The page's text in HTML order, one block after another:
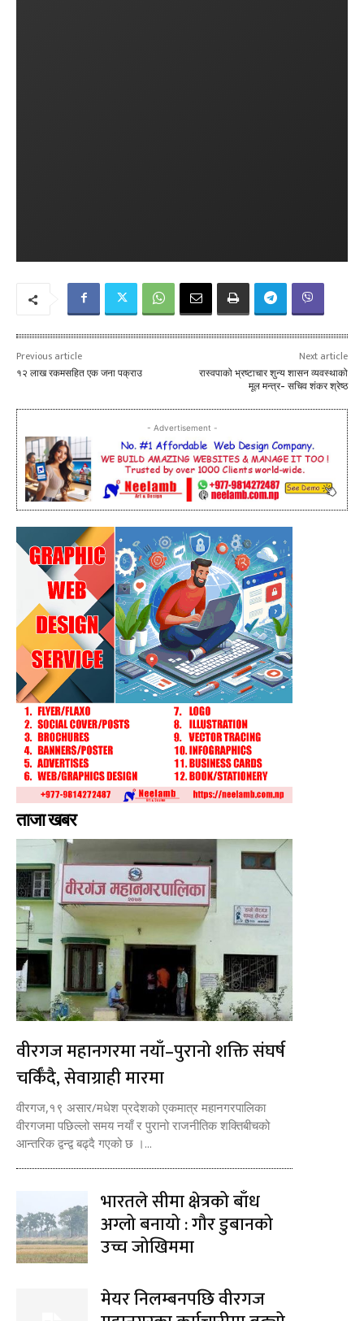
Previous article
१२ लाख रकमसहित एक जना पक्राउ
Next article
रास्वपाको भ्रष्टाचार शुन्य शासन व्यवस्थाको
मूल मन्त्र- सचिव शंकर श्रेष्ठ
- Advertisement -
ताजा खबर
वीरगज महानगरमा नयाँ–पुरानो शक्ति संघर्ष
चर्किँदै, सेवाग्राही मारमा
वीरगज,१९ असार/मधेश प्रदेशको एकमात्र महानगरपालिका
वीरगजमा पछिल्लो समय नयाँ र पुरानो राजनीतिक शक्तिबीचको
आन्तरिक द्वन्द्व बढ्दै गएको छ ।...
भारतले सीमा क्षेत्रको बाँध
अग्लो बनायो : गौर डुबानको
उच्च जोखिममा
मेयर निलम्बनपछि वीरगज